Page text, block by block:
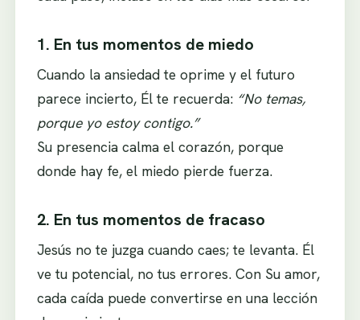
1. En tus momentos de miedo
Cuando la ansiedad te oprime y el futuro
parece incierto, Él te recuerda: “No temas,
porque yo estoy contigo.”
Su presencia calma el corazón, porque
donde hay fe, el miedo pierde fuerza.
2. En tus momentos de fracaso
Jesús no te juzga cuando caes; te levanta. Él
ve tu potencial, no tus errores. Con Su amor,
cada caída puede convertirse en una lección